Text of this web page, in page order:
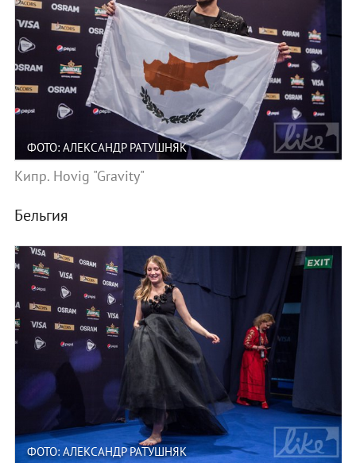
ФОТО: АЛЕКСАНДР РАТУШНЯК
Кипр. Hovig "Gravity"
Бельгия
ФОТО: АЛЕКСАНДР РАТУШНЯК